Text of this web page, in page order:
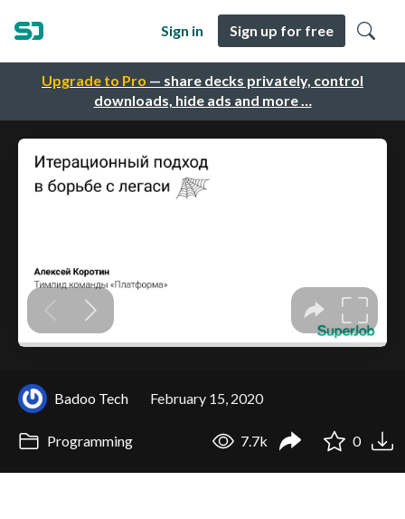
Upgrade to Pro — share decks privately, control
downloads, hide ads and more …
Sign in Sign up for free
Badoo Tech February 15, 2020
Programming 7.7k 0